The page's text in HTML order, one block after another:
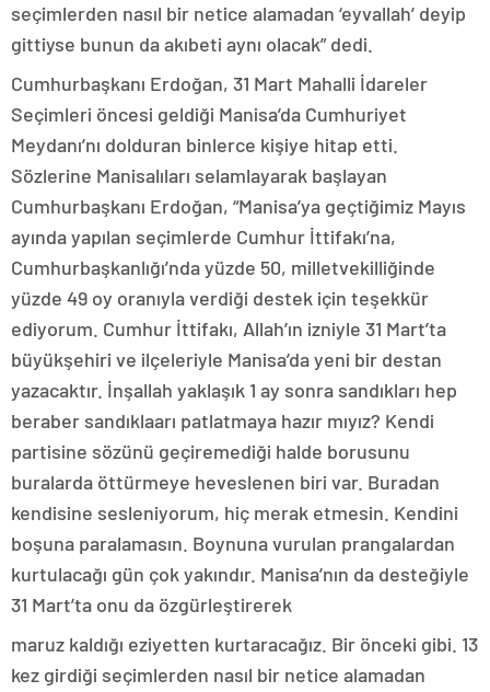
seçimlerden nasıl bir netice alamadan ‘eyvallah’ deyip
gittiyse bunun da akıbeti aynı olacak” dedi.
Cumhurbaşkanı Erdoğan, 31 Mart Mahalli İdareler
Seçimleri öncesi geldiği Manisa’da Cumhuriyet
Meydanı’nı dolduran binlerce kişiye hitap etti.
Sözlerine Manisalıları selamlayarak başlayan
Cumhurbaşkanı Erdoğan, “Manisa’ya geçtiğimiz Mayıs
ayında yapılan seçimlerde Cumhur İttifakı’na,
Cumhurbaşkanlığı’nda yüzde 50, milletvekilliğinde
yüzde 49 oy oranıyla verdiği destek için teşekkür
ediyorum. Cumhur İttifakı, Allah’ın izniyle 31 Mart’ta
büyükşehiri ve ilçeleriyle Manisa’da yeni bir destan
yazacaktır. İnşallah yaklaşık 1 ay sonra sandıkları hep
beraber sandıklaarı patlatmaya hazır mıyız? Kendi
partisine sözünü geçiremediği halde borusunu
buralarda öttürmeye heveslenen biri var. Buradan
kendisine sesleniyorum, hiç merak etmesin. Kendini
boşuna paralamasın. Boynuna vurulan prangalardan
kurtulacağı gün çok yakındır. Manisa’nın da desteğiyle
31 Mart’ta onu da özgürleştirerek
maruz kaldığı eziyetten kurtaracağız. Bir önceki gibi. 13
kez girdiği seçimlerden nasıl bir netice alamadan